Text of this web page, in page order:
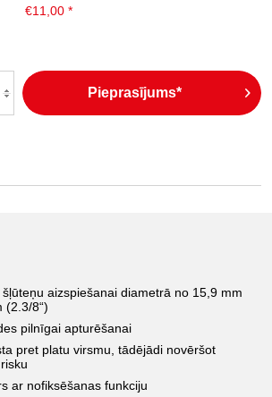
€11,00 *
Pieprasījums*
aizspiešanai diametrā no 15,9 mm
(2.3/8“)
pilnīgai apturēšanai
pret platu virsmu, tādējādi novēršot
ar nofiksēšanas funkciju